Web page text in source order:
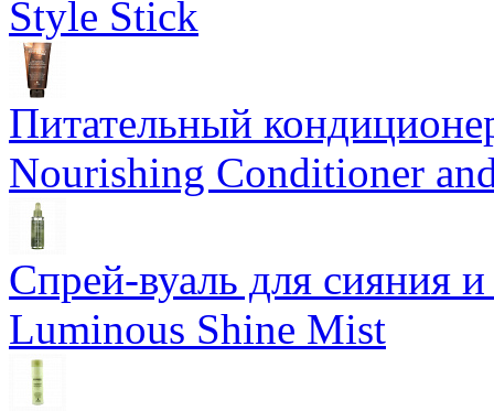
Style Stick
Питательный
Nourishing Conditioner
Спрей-вуаль для сияния
Luminous Shine Mist